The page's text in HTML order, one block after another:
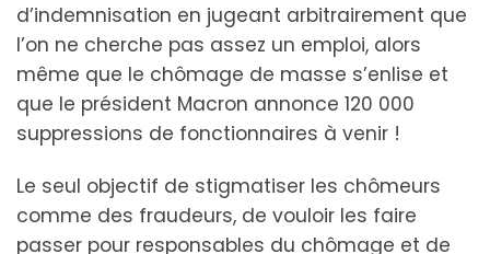
d’indemnisation en jugeant arbitrairement que
l’on ne cherche pas assez un emploi, alors
même que le chômage de masse s’enlise et
que le président Macron annonce 120 000
suppressions de fonctionnaires à venir !
Le seul objectif de stigmatiser les chômeurs
comme des fraudeurs, de vouloir les faire
passer pour responsables du chômage et de